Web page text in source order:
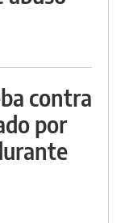
contra
por